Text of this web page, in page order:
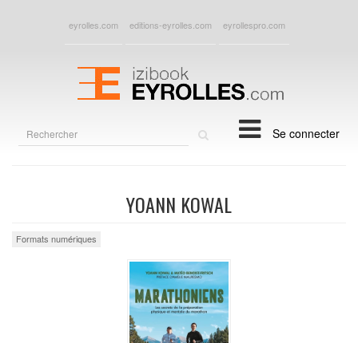
eyrolles.com editions-eyrolles.com eyrollespro.com
Se connecter
YOANN KOWAL
Formats numériques